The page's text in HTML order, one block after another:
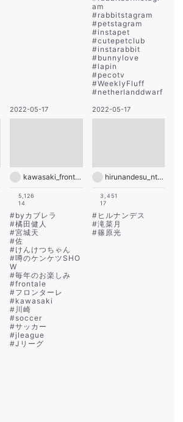
am
#rabbitstagram
#petstagram
#instapet
#cutepetclub
#instarabbit
#bunnylove
#lapin
#pecotv
#WeeklyFluff
#netherlanddwarf
2022-05-17
kawasaki_frontale
5,126
14
#byカブレラ
#橘田健人
#宮城天
#佐
#けんけつちゃん
#噂のケンケツSHO
W
#毎年のお楽しみ
#frontale
#フロンターレ
#kawasaki
# 川崎
#soccer
#サッカー
#jleague
#Jリーグ
2022-05-17
hirunandesu_ntv_official
3,451
17
# ヒルナンデス
#滝菜月
#篠原光